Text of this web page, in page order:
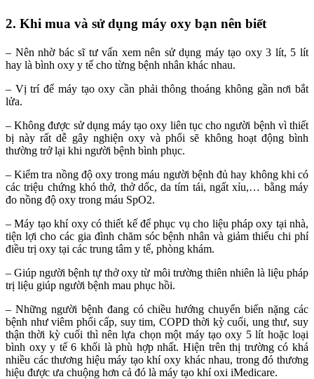
2. Khi mua và sử dụng máy oxy bạn nên biết
– Nên nhờ bác sĩ tư vấn xem nên sử dụng máy tạo oxy 3 lít, 5 lít
hay là bình oxy y tế cho từng bệnh nhân khác nhau.
– Vị trí để máy tạo oxy cần phải thông thoáng không gần nơi bắt
lửa.
– Không được sử dụng máy tạo oxy liên tục cho người bệnh vì thiết
bị này rất dễ gây nghiện oxy và phổi sẽ không hoạt động bình
thường trở lại khi người bệnh bình phục.
– Kiểm tra nồng độ oxy trong máu người bệnh đủ hay không khi có
các triệu chứng khó thở, thở dốc, da tím tái, ngất xỉu,… bằng máy
đo nồng độ oxy trong máu SpO2.
– Máy tạo khí oxy có thiết kế để phục vụ cho liệu pháp oxy tại nhà,
tiện lợi cho các gia đình chăm sóc bệnh nhân và giảm thiểu chi phí
điều trị oxy tại các trung tâm y tế, phòng khám.
– Giúp người bệnh tự thở oxy từ môi trường thiên nhiên là liệu pháp
trị liệu giúp người bệnh mau phục hồi.
– Những người bệnh đang có chiều hướng chuyển biến nặng các
bệnh như viêm phổi cấp, suy tim, COPD thời kỳ cuối, ung thư, suy
thận thời kỳ cuối thì nên lựa chọn một máy tạo oxy 5 lít hoặc loại
bình oxy y tế 6 khối là phù hợp nhất. Hiện trên thị trường có khá
nhiều các thương hiệu máy tạo khí oxy khác nhau, trong đó thương
hiệu được ưa chuộng hơn cả đó là máy tạo khí oxi iMedicare.